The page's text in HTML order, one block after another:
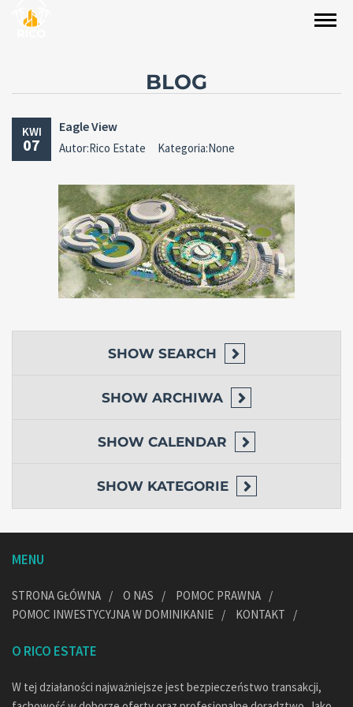
BLOG
KWI
07
Eagle View
Autor:Rico Estate Kategoria:None
SHOW SEARCH
SHOW ARCHIWA
SHOW CALENDAR
SHOW KATEGORIE
MENU
STRONA GŁÓWNA O NAS
POMOC PRAWNA
POMOC INWESTYCYJNA W DOMINIKANIE
KONTAKT
O RICO ESTATE
W tej działaności najważniejsze jest bezpieczeństwo transakcji,